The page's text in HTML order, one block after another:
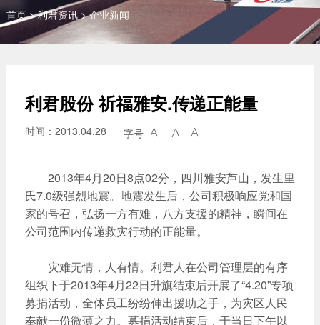
联系我们
全景展示
首页>利君资讯 >企业新闻
利君股份 祈福雅安.传递正能量
时间：2013.04.28 字号   
2013年4月20日8点02分，四川雅安芦山，发生里
氏7.0级强烈地震。地震发生后，公司积极响应党和国
家的号召，弘扬一方有难，八方支援的精神，瞬间在
公司范围内传递救灾行动的正能量。
灾难无情，人有情。利君人在公司管理层的有序
组织下于2013年4月22日升旗结束后开展了“4.20”专项
募捐活动，全体员工纷纷伸出援助之手，为灾区人民
奉献一份微薄之力。募捐活动结束后，于当日下午以